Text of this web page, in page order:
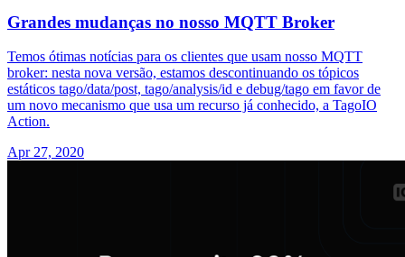
Grandes mudanças no nosso MQTT Broker
Temos ótimas notícias para os clientes que usam nosso MQTT
broker: nesta nova versão, estamos descontinuando os tópicos
estáticos tago/data/post, tago/analysis/id e debug/tago em favor de
um novo mecanismo que usa um recurso já conhecido, a TagoIO
Action.
Apr 27, 2020